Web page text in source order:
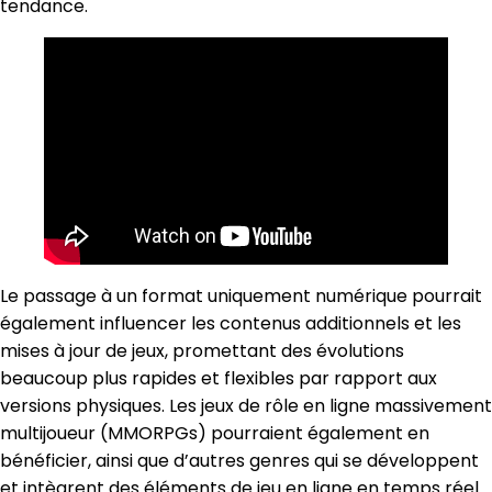
tendance.
Le passage à un format uniquement numérique pourrait
également influencer les contenus additionnels et les
mises à jour de jeux, promettant des évolutions
beaucoup plus rapides et flexibles par rapport aux
versions physiques. Les jeux de rôle en ligne massivement
multijoueur (MMORPGs) pourraient également en
bénéficier, ainsi que d’autres genres qui se développent